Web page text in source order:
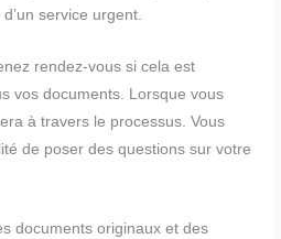
service urgent.
rendez-vous si cela est
vos documents. Lorsque vous
à travers le processus. Vous
de poser des questions sur votre
documents originaux et des